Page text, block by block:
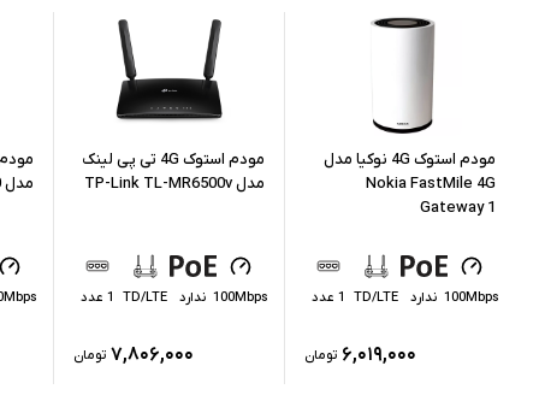
- قابلیت اتصال همزمان 32 کاربر - دارای یک پورت
USB
مودم استوک 4G نوکیا مدل
Nokia FastMile 4G
Gateway 1
100Mbps ندارد TD/LTE 1 عدد
۶,۰۱۹,۰۰۰ تومان
مودم استوک 4G تی پی لینک
مدل TP-Link TL-MR6500v
100Mbps ندارد TD/LTE 1 عدد
۷,۸۰۶,۰۰۰ تومان
مدل TP-Link TL-MR600